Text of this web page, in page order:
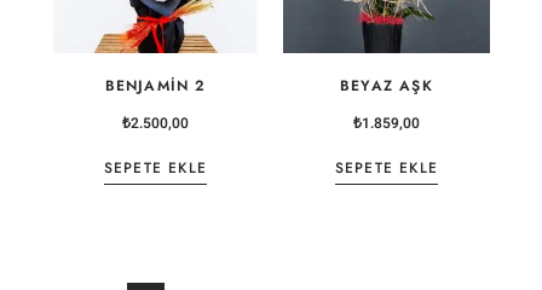
BENJAMIN 2
₺2.500,00
SEPETE EKLE
BEYAZ AŞK
₺1.859,00
SEPETE EKLE